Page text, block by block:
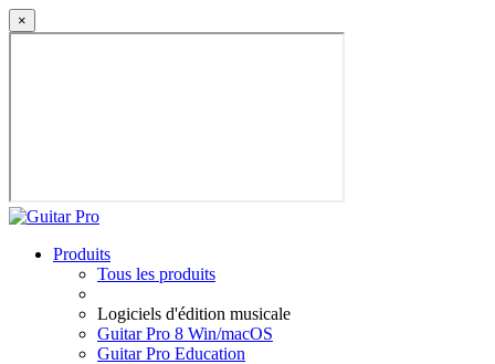
×
Produits
Tous les produits
Logiciels d'édition musicale
Guitar Pro 8 Win/macOS
Guitar Pro Education